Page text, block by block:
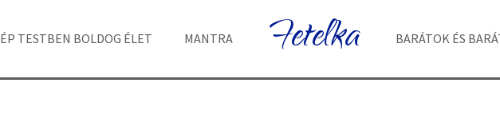
ÉP TESTBEN BOLDOG ÉLET MANTRA Fetelka BARÁTOK ÉS